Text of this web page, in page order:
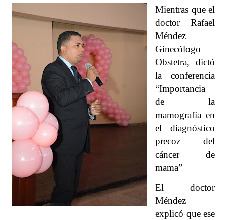
Mientras que el
doctor Rafael
Méndez
Ginecólogo
Obstetra, dictó
la conferencia
“Importancia
de la
mamografía en
el diagnóstico
precoz del
cáncer de
mama”
El doctor
Méndez
explicó que ese